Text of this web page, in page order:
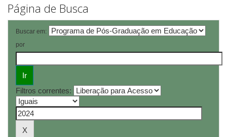
Página de Busca
Buscar em:
por
Filtros correntes: